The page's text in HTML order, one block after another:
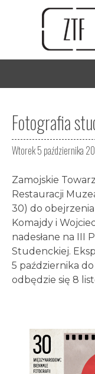
Fotografia
Wtorek 5 października
Zamojskie
Restauracji
30) do
Komajdy i
nadesłane na III
Studenckiej.
5 października
odbędzie się 8